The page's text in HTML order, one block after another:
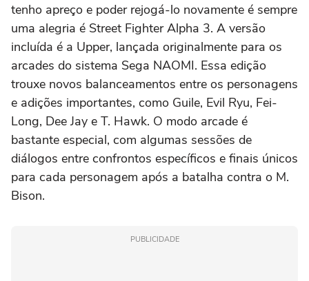
tenho apreço e poder rejogá-lo novamente é sempre
uma alegria é Street Fighter Alpha 3. A versão
incluída é a Upper, lançada originalmente para os
arcades do sistema Sega NAOMI. Essa edição
trouxe novos balanceamentos entre os personagens
e adições importantes, como Guile, Evil Ryu, Fei-
Long, Dee Jay e T. Hawk. O modo arcade é
bastante especial, com algumas sessões de
diálogos entre confrontos específicos e finais únicos
para cada personagem após a batalha contra o M.
Bison.
PUBLICIDADE